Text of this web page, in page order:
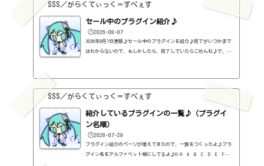
SSS／がらくてぃっく＝すぺぇす
セール中のプラグイン紹介♪
🕒️2026-08-07
2026年8月7日更新♪セール中のプラグインを紹介♪終了がいつかまで
はわからないので、もしかしたら、終了していたらごめんね♪で、相
OST（UJAM）定価：59ドル → 19ドル（本家さま）FINISHER DYNAMO（U
JAM）定価：59ドル → 9ドル（本家さま）FINISHER FLUXX（UJAM）定
価：59...
SSS／がらくてぃっく＝すぺぇす
紹介しているプラグインの一覧♪（プラグイ
ン名順）
🕒️2026-07-29
プラグイン紹介のページが増えてきたので、一覧をつくったよ♪プラ
グイン名をアルファベット順にしてるよ♪0-9 A B C D E F G